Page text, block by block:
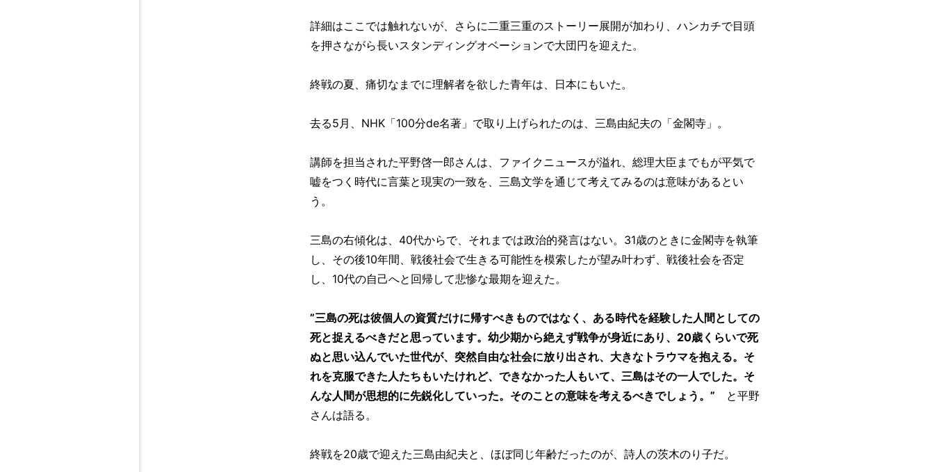
詳細はここでは触れないが、さらに二重三重のストーリー展開が加わり、ハンカチで目頭
を押さながら長いスタンディングオベーションで大団円を迎えた。
終戦の夏、痛切なまでに理解者を欲した青年は、日本にもいた。
去る5月、NHK「100分de名著」で取り上げられたのは、三島由紀夫の「金閣寺」。
講師を担当された平野啓一郎さんは、ファイクニュースが溢れ、総理大臣までもが平気で
嘘をつく時代に言葉と現実の一致を、三島文学を通じて考えてみるのは意味があるとい
う。
三島の右傾化は、40代からで、それまでは政治的発言はない。31歳のときに金閣寺を執筆
し、その後10年間、戦後社会で生きる可能性を模索したが望み叶わず、戦後社会を否定
し、10代の自己へと回帰して悲惨な最期を迎えた。
”三島の死は彼個人の資質だけに帰すべきものではなく、ある時代を経験した人間としての
死と捉えるべきだと思っています。幼少期から絶えず戦争が身近にあり、20歳くらいで死
ぬと思い込んでいた世代が、突然自由な社会に放り出され、大きなトラウマを抱える。そ
れを克服できた人たちもいたけれど、できなかった人もいて、三島はその一人でした。そ
んな人間が思想的に先鋭化していった。そのことの意味を考えるべきでしょう。”
と平野
さんは語る。
終戦を20歳で迎えた三島由紀夫と、ほぼ同じ年齢だったのが、詩人の茨木のり子だ。